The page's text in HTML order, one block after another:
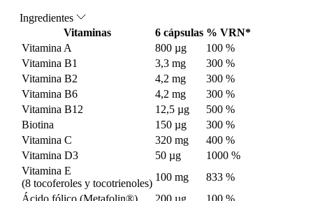
Ingredientes
Vitaminas
6 cápsulas % VRN*
Vitamina A
800 µg
100 %
Vitamina B1
3,3 mg
300 %
Vitamina B2
4,2 mg
300 %
Vitamina B6
4,2 mg
300 %
Vitamina B12
12,5 µg
500 %
Biotina
150 µg
300 %
Vitamina C
320 mg
400 %
Vitamina D3
50 µg
1000 %
Vitamina E
(8 tocoferoles y tocotrienoles)
100 mg
833 %
Ácido fólico (Metafolin®)
200 µg
100 %